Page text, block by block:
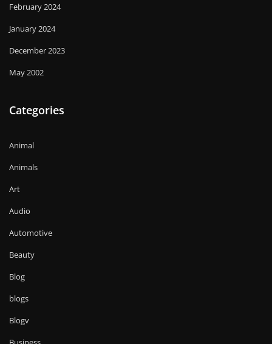
February 2024
January 2024
December 2023
May 2002
Categories
Animal
Animals
Art
Audio
Automotive
Beauty
Blog
blogs
Blogv